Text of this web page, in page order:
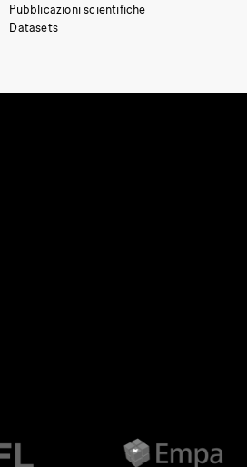
Pubblicazioni scientifiche
Datasets